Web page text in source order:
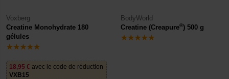
Voxberg
Creatine Monohydrate 180
gélules
18,95 € avec le code de réduction
VXB15
BodyWorld
Creatine (Creapure®) 500 g